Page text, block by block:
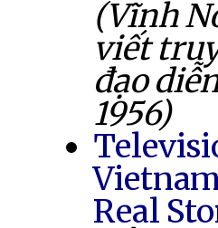
(Vĩnh
viết
đạo
1956)
Real